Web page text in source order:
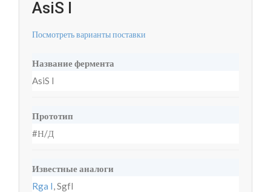
AsiS I
Посмотреть варианты поставки
Название фермента
AsiS I
Прототип
#Н/Д
Известные аналоги
Rga I, SgfI